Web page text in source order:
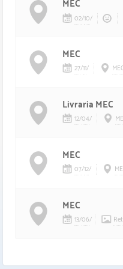
MEC
02/10/
MEC
27/11/
Livraria MEC
12/04/
MEC
07/12/
MEC
13/06/